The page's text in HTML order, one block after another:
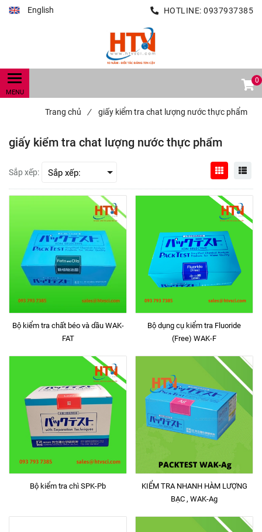
English HOTLINE: 0937937385
0
Trang chủ / giấy kiểm tra chat lượng nước thực phẩm
giấy kiểm tra chat lượng nước thực phẩm
Sắp xếp:
Bộ kiểm tra chất béo và dầu WAK-
FAT
Bộ dụng cụ kiểm tra Fluoride
(Free) WAK-F
Bộ kiểm tra chì SPK-Pb
KIỂM TRA NHANH HÀM LƯỢNG
BẠC , WAK-Ag